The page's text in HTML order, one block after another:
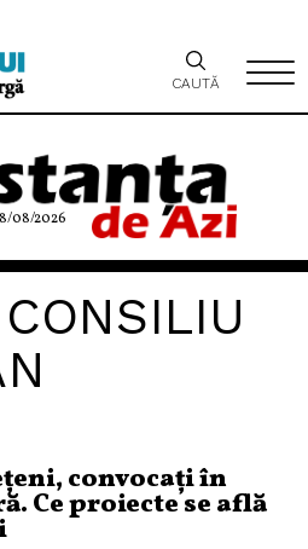
08/2026
CAUTĂ
convocați în
Ce proiecte se află